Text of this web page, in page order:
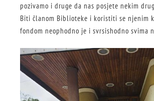
pozivamo i druge da nas posjete nekim
Biti članom Biblioteke i koristiti se njenim
fondom neophodno je i svrsishodno svima